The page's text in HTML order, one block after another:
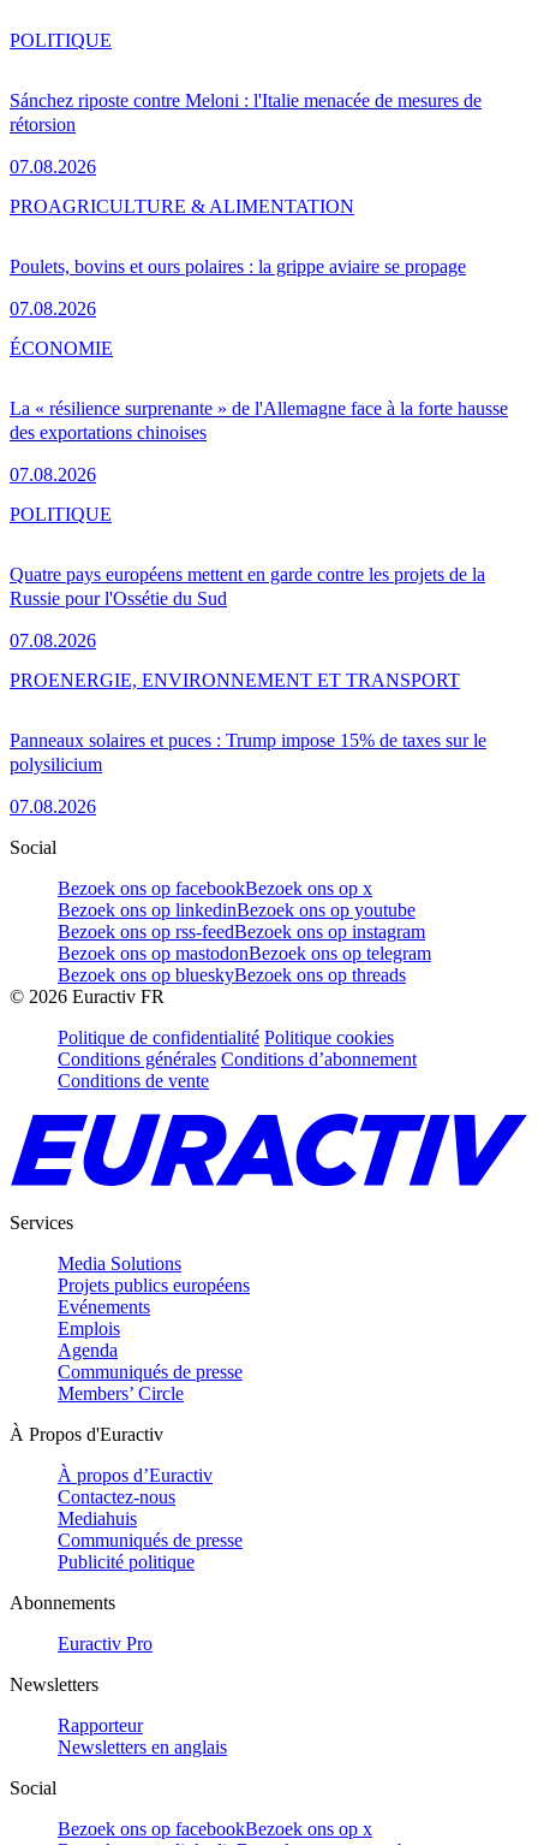
Sánchez riposte contre Meloni : l'Italie menacée de mesures de
rétorsion
07.08.2026
POLITIQUE
Poulets, bovins et ours polaires : la grippe aviaire se propage
07.08.2026
PROAGRICULTURE & ALIMENTATION
La « résilience surprenante » de l'Allemagne face à la forte hausse
des exportations chinoises
07.08.2026
ÉCONOMIE
Quatre pays européens mettent en garde contre les projets de la
Russie pour l'Ossétie du Sud
07.08.2026
POLITIQUE
Panneaux solaires et puces : Trump impose 15% de taxes sur le
polysilicium
07.08.2026
PROENERGIE, ENVIRONNEMENT ET TRANSPORT
Social
Bezoek ons op facebookBezoek ons op x
Bezoek ons op linkedinBezoek ons op youtube
Bezoek ons op rss-feedBezoek ons op instagram
Bezoek ons op mastodonBezoek ons op telegram
Bezoek ons op blueskyBezoek ons op threads
© 2026 Euractiv FR
Politique de confidentialité Politique cookies
Conditions générales Conditions d’abonnement
Conditions de vente
Services
Media Solutions
Projets publics européens
Evénements
Emplois
Agenda
Communiqués de presse
Members’ Circle
À Propos d'Euractiv
À propos d’Euractiv
Contactez-nous
Mediahuis
Communiqués de presse
Publicité politique
Abonnements
Euractiv Pro
Newsletters
Rapporteur
Newsletters en anglais
Social
Bezoek ons op facebookBezoek ons op x